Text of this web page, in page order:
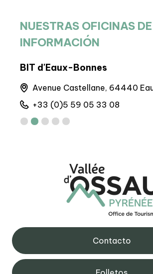
NUESTRAS OFICINAS DE
INFORMACIÓN
BIT d'Eaux-Bonnes
Avenue Castellane, 64440
+33 (0)5 59 05 33 08
Contacto